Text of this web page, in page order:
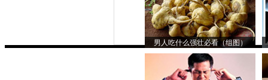
男人吃什么强壮必看（组图）